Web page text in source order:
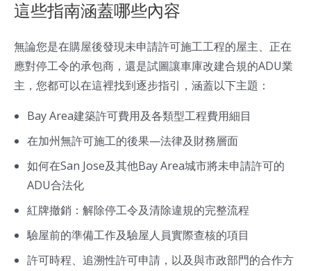
這些指南涵蓋哪些內容
無論您是在購屋後發現未申請許可施工工程的屋主、正在
應對停工令的承包商，還是試圖讓車庫改建合規的ADU業
主，您都可以在這裡找到逐步指引，涵蓋以下主題：
Bay Area建築許可費用及各類型工程費用細目
在加州無許可施工的後果—法律及財務層面
如何在San Jose及其他Bay Area城市將未申請許可的
ADU合法化
紅牌撤銷：解除停工令及清除違規的完整流程
驗屋前的準備工作及驗屋人員實際查核的項目
許可時程、追溯性許可申請，以及與市政部門的合作方